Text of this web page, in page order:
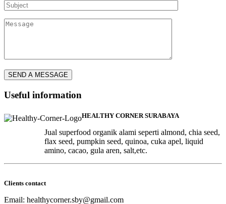
Useful information
HEALTHY CORNER SURABAYA
Jual superfood organik alami seperti almond, chia seed,
flax seed, pumpkin seed, quinoa, cuka apel, liquid
amino, cacao, gula aren, salt,etc.
Clients contact
Email: healthycorner.sby@gmail.com